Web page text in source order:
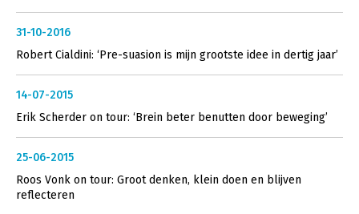
31-10-2016
Robert Cialdini: ‘Pre-suasion is mijn grootste idee in dertig jaar’
14-07-2015
Erik Scherder on tour: ‘Brein beter benutten door beweging’
25-06-2015
Roos Vonk on tour: Groot denken, klein doen en blijven
reflecteren